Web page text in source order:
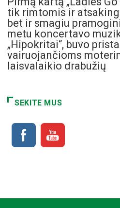
tik rimtomis ir
bet ir smagiu
metu koncertavo
„Hipokritai“, buvo
vairuojančioms
laisvalaikio drabužių
SEKITE MUS